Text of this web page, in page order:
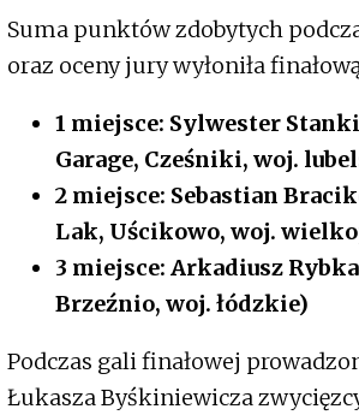
Suma punktów zdobytych
oraz oceny jury wyłoniła
1 miejsce: Sylwester
Garage, Cześniki, woj.
2 miejsce: Sebastian
Lak, Uścikowo, woj.
3 miejsce: Arkadiusz
Brzeźnio, woj. łódzkie)
Podczas gali finałowej
Łukasza Byśkiniewicza